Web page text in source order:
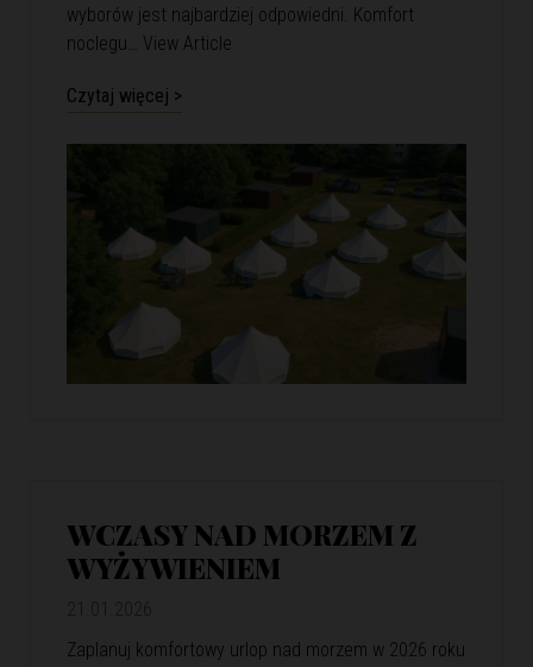
wyborów jest najbardziej odpowiedni. Komfort
noclegu… View Article
Czytaj więcej >
WCZASY NAD MORZEM Z
WYŻYWIENIEM
Zaplanuj komfortowy urlop nad morzem w 2026 roku